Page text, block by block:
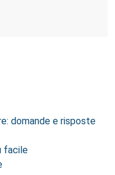
domande e risposte
facile